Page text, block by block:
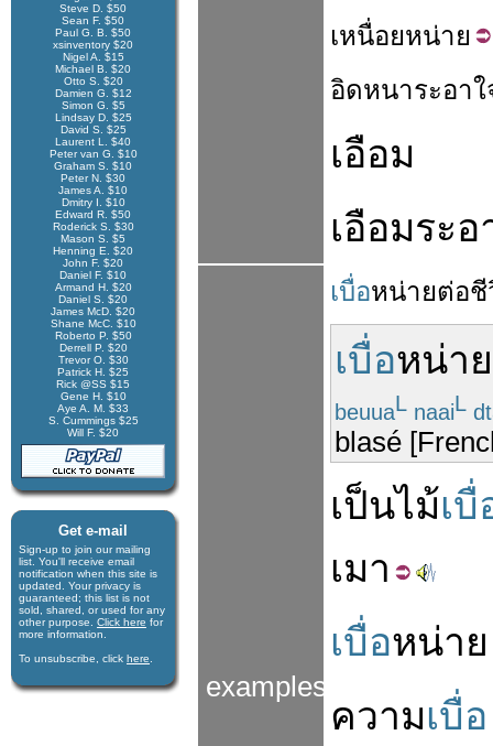
Steve D. $50
Sean F. $50
Paul G. B. $50
xsinventory $20
Nigel A. $15
Michael B. $20
Otto S. $20
Damien G. $12
Simon G. $5
Lindsay D. $25
David S. $25
Laurent L. $40
Peter van G. $10
Graham S. $10
Peter N. $30
James A. $10
Dmitry I. $10
Edward R. $50
Roderick S. $30
Mason S. $5
Henning E. $20
John F. $20
Daniel F. $10
Armand H. $20
Daniel S. $20
James McD. $20
Shane McC. $10
Roberto P. $50
Derrell P. $20
Trevor O. $30
Patrick H. $25
Rick @SS $15
Gene H. $10
Aye A. M. $33
S. Cummings $25
Will F. $20
Get e-mail
Sign-up to join our mail­ing
list. You'll receive e­mail
notification when this site is
updated. Your privacy is
guaran­teed; this list is not
sold, shared, or used for any
other purpose. Click here for
more infor­mation.
To unsubscribe, click here
เหนื่อยหน่าย
อิดหนาระอาใ
เอือม
เอือมระอ
examples
เบื่อหน่ายต่อชี
เบื่อหน่าย
beuuaL naaiL
blasé
เป็นไม้เบื่
เมา
เบื่อหน่าย
ความเบื่อ